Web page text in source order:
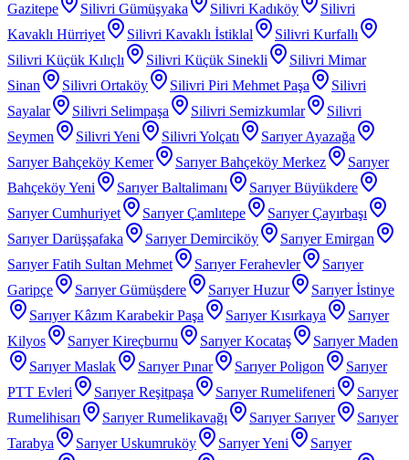
Gazitepe
Silivri Gümüşyaka Silivri Kadıköy
Silivri
Kavaklı Hürriyet
Silivri Kavaklı İstiklal
Silivri Kurfallı
Silivri Küçük Kılıçlı
Silivri Küçük Sinekli
Silivri Mimar
Sinan
Silivri Ortaköy Silivri Piri Mehmet Paşa
Silivri
Sayalar
Silivri Selimpaşa Silivri Semizkumlar
Silivri
Seymen
Silivri Yeni Silivri Yolçatı
Sarıyer Ayazağa
Sarıyer Bahçeköy Kemer
Sarıyer Bahçeköy Merkez
Sarıyer
Bahçeköy Yeni
Sarıyer Baltalimanı
Sarıyer Büyükdere
Sarıyer Cumhuriyet
Sarıyer Çamlıtepe
Sarıyer Çayırbaşı
Sarıyer Darüşşafaka
Sarıyer Demirciköy
Sarıyer Emirgan
Sarıyer Fatih Sultan Mehmet
Sarıyer Ferahevler
Sarıyer
Garipçe
Sarıyer Gümüşdere Sarıyer Huzur
Sarıyer İstinye
Sarıyer Kâzım Karabekir Paşa
Sarıyer Kısırkaya
Sarıyer
Kilyos
Sarıyer Kireçburnu Sarıyer Kocataş
Sarıyer Maden
Sarıyer Maslak
Sarıyer Pınar Sarıyer Poligon
Sarıyer
PTT Evleri
Sarıyer Reşitpaşa Sarıyer Rumelifeneri
Sarıyer
Rumelihisarı
Sarıyer Rumelikavağı Sarıyer Sarıyer
Sarıyer
Tarabya
Sarıyer Uskumruköy Sarıyer Yeni
Sarıyer